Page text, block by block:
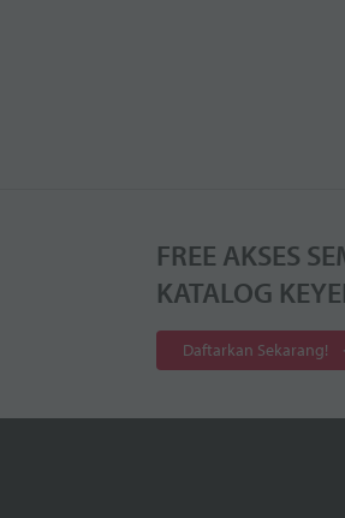
FREE AKSES
KATALOG
Daftarkan Sekarang!